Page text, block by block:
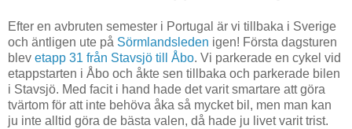
Efter en avbruten semester i Portugal är vi tillbaka i Sverige
och äntligen ute på Sörmlandsleden igen! Första dagsturen
blev etapp 31 från Stavsjö till Åbo. Vi parkerade en cykel vid
etappstarten i Åbo och åkte sen tillbaka och parkerade bilen
i Stavsjö. Med facit i hand hade det varit smartare att göra
tvärtom för att inte behöva åka så mycket bil, men man kan
ju inte alltid göra de bästa valen, då hade ju livet varit trist.